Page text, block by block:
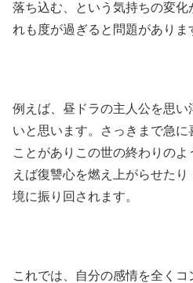
落ち込む、という気持ちの変化
れも度が過ぎると問題がありま
例えば、昼ドラの主人公を思
いと思います。さっきまで急
ことがありこの世の終わりの
えば復讐心を燃え上がらせた
境に振り回されます。
これでは、自分の感情を全く